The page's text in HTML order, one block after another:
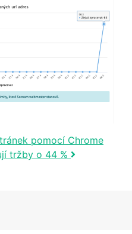
pomocí Chrome
tržby o 44 %